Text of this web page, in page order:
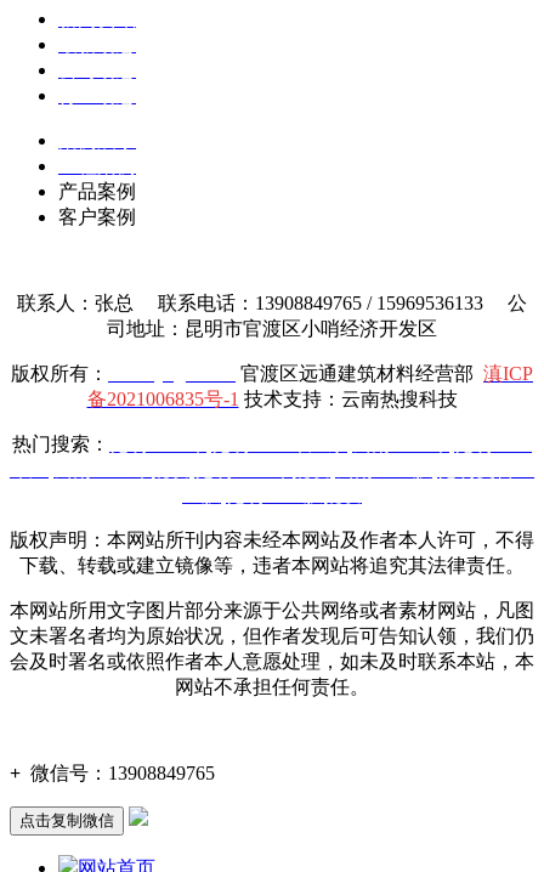
产品案例
客户案例
联系人：张总 联系电话：13908849765 / 15969536133 公
司地址：昆明市官渡区小哨经济开发区
版权所有： 官渡区远通建筑材料经营部 滇ICP
备2021006835号-1 技术支持：云南热搜科技
热门搜索：
版权声明：本网站所刊内容未经本网站及作者本人许可，不得
下载、转载或建立镜像等，违者本网站将追究其法律责任。
本网站所用文字图片部分来源于公共网络或者素材网站，凡图
文未署名者均为原始状况，但作者发现后可告知认领，我们仍
会及时署名或依照作者本人意愿处理，如未及时联系本站，本
网站不承担任何责任。
+ 微信号： 13908849765
点击复制微信
网站首页